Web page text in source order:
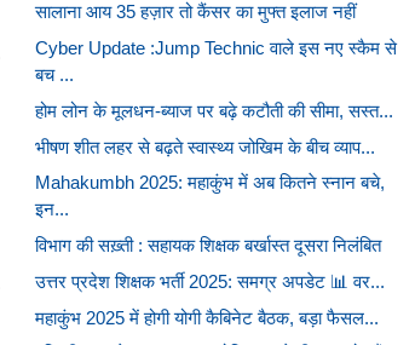
सालाना आय 35 हज़ार तो कैंसर का मुफ्त इलाज नहीं
Cyber Update :Jump Technic वाले इस नए स्कैम से
बच ...
होम लोन के मूलधन-ब्याज पर बढ़े कटौती की सीमा, सस्त...
भीषण शीत लहर से बढ़ते स्वास्थ्य जोखिम के बीच व्याप...
Mahakumbh 2025: महाकुंभ में अब कितने स्नान बचे,
इन...
विभाग की सख़्ती : सहायक शिक्षक बर्खास्त दूसरा निलंबित
उत्तर प्रदेश शिक्षक भर्ती 2025: समग्र अपडेट 📊 वर...
महाकुंभ 2025 में होगी योगी कैबिनेट बैठक, बड़ा फैसल...